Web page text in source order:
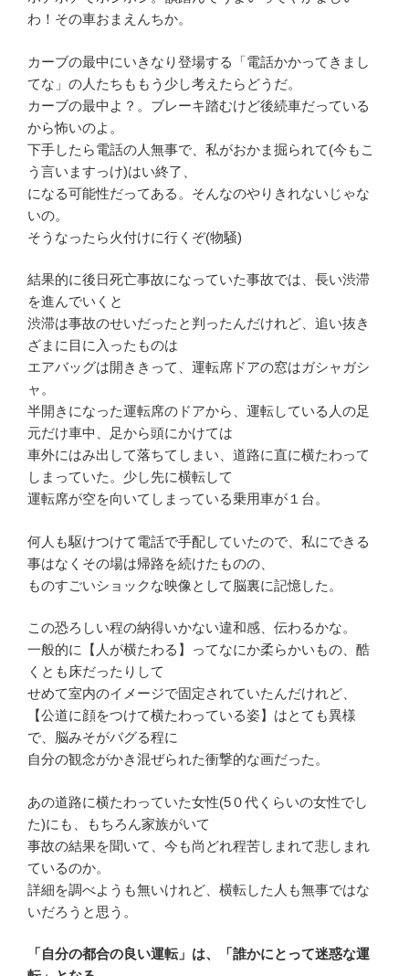
わ！その車おまえんちか。
カーブの最中にいきなり登場する「電話かかってきまし
てな」の人たちももう少し考えたらどうだ。
カーブの最中よ？。ブレーキ踏むけど後続車だっている
から怖いのよ。
下手したら電話の人無事で、私がおかま掘られて(今もこ
う言いますっけ)はい終了、
になる可能性だってある。そんなのやりきれないじゃな
いの。
そうなったら火付けに行くぞ(物騒)
結果的に後日死亡事故になっていた事故では、長い渋滞
を進んでいくと
渋滞は事故のせいだったと判ったんだけれど、追い抜き
ざまに目に入ったものは
エアバッグは開ききって、運転席ドアの窓はガシャガシ
ャ。
半開きになった運転席のドアから、運転している人の足
元だけ車中、足から頭にかけては
車外にはみ出して落ちてしまい、道路に直に横たわって
しまっていた。少し先に横転して
運転席が空を向いてしまっている乗用車が１台。
何人も駆けつけて電話で手配していたので、私にできる
事はなくその場は帰路を続けたものの、
ものすごいショックな映像として脳裏に記憶した。
この恐ろしい程の納得いかない違和感、伝わるかな。
一般的に【人が横たわる】ってなにか柔らかいもの、酷
くとも床だったりして
せめて室内のイメージで固定されていたんだけれど、
【公道に顔をつけて横たわっている姿】はとても異様
で、脳みそがバグる程に
自分の観念がかき混ぜられた衝撃的な画だった。
あの道路に横たわっていた女性(5０代くらいの女性でし
た)にも、もちろん家族がいて
事故の結果を聞いて、今も尚どれ程苦しまれて悲しまれ
ているのか。
詳細を調べようも無いけれど、横転した人も無事ではな
いだろうと思う。
「自分の都合の良い運転」は、「誰かにとって迷惑な運